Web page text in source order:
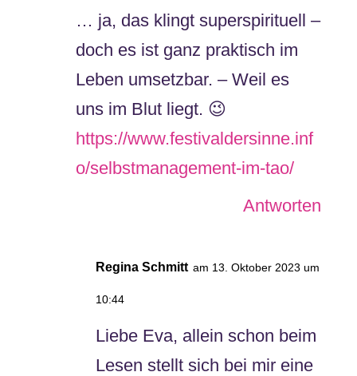
… ja, das klingt superspirituell –
doch es ist ganz praktisch im
Leben umsetzbar. – Weil es
uns im Blut liegt. 😉
https://www.festivaldersinne.inf
o/selbstmanagement-im-tao/
Antworten
Regina Schmitt am 13. Oktober 2023 um
10:44
Liebe Eva, allein schon beim
Lesen stellt sich bei mir eine